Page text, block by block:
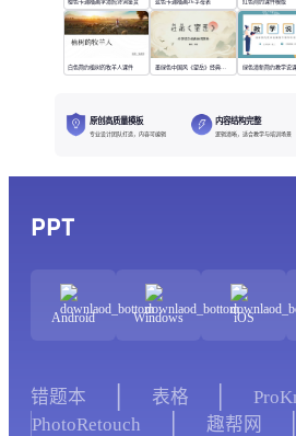
橙色卡通插画李清照诗词鉴赏 蓝色卡通插画26字母表 红色简约课件模版
白色简约植树的牧羊人课件 墨绿色中国风《望岳》经典诗词欣赏 绿色清新简约教学说课
原创高质量模板
专业设计团队打造，内容可编辑
内容结构完整
逻辑清晰，适合教学与培训场景
PPT
Android Windows iOS
错题本 表格
PhotoRetouch
趣帮网